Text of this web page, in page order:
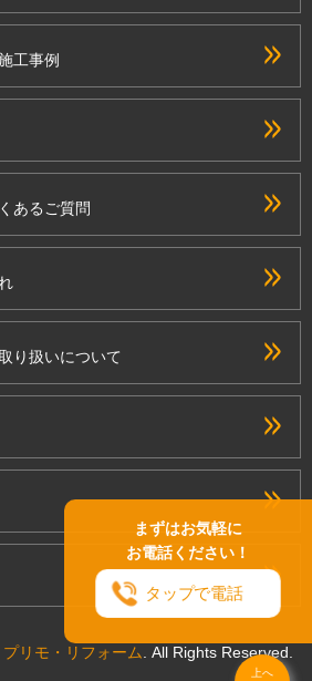
まずはお気軽に
お電話ください！
タップで電話
上へ
工事例
あるご質問
り扱いについて
プリモ・リフォーム . All Rights Reserved.